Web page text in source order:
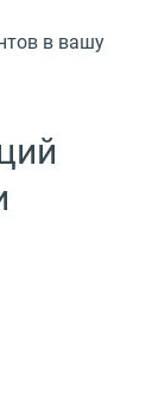
в вашу